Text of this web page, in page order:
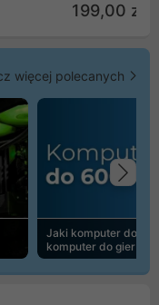
199,00 zł
więcej polecanych
Jaki komputer do
komputer do gier |